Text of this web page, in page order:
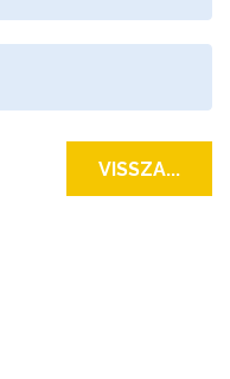
VISSZA...